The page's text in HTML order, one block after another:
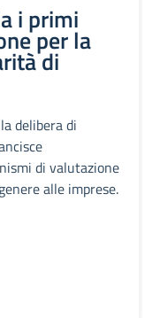
i primi
per la
di
delibera di
di valutazione
alle imprese.